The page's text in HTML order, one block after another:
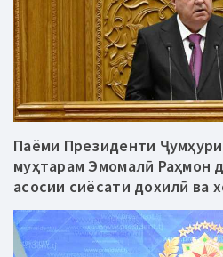
Паёми Президенти
муҳтарам Эмомалӣ Раҳмон
асосии сиёсати дохилӣ ва